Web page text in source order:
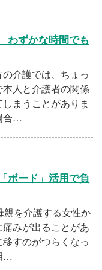
ずかな時間でも
介護では、ちょっ
人と介護者の関係
まうことがありま
合…
ード」活用で負
を介護する女性か
みが出ることがあ
すのがつらくなっ
…